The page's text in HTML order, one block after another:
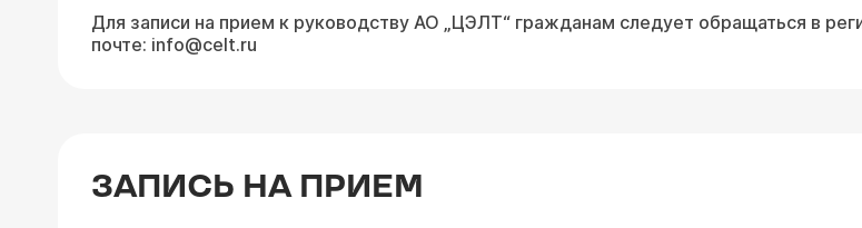
Для записи на прием к руководству АО „ЦЭЛТ“ гражданам следует обращаться в
почте: info@celt.ru
ЗАПИСЬ НА ПРИЕМ